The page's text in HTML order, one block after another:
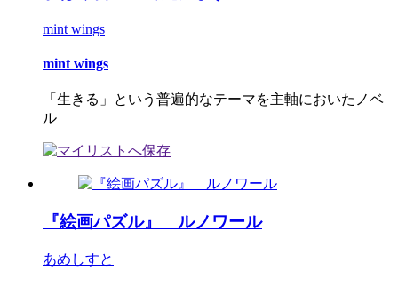
mint wings
mint wings
「生きる」という普遍的なテーマを主軸においたノベ
ル
『絵画パズル』 ルノワール
あめしすと